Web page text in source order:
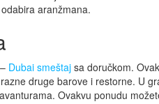
aranžmana.
Dubai smeštaj sa doručkom.
druge barove i restorne. U
Ovakvu ponudu